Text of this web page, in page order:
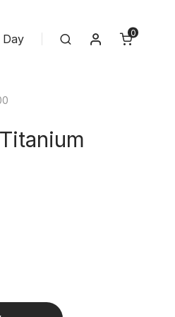
Day Search Min konto
0